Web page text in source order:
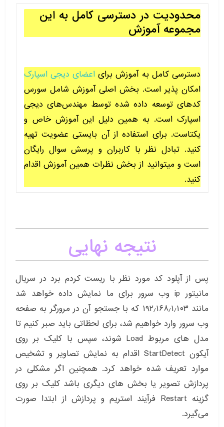
محدودیت در دسترسی کامل به این
مجموعه آموزش
دسترسی کامل به آموزش برای اعضای دیجی اسپارک
امکان پذیر است. بخش اصلی آموزش شامل سورس
کدهای توسعه داده شده توسط مهندس‌های دیجی
اسپارک است. به همین دلیل این آموزش خاص و
یکتاست. برای استفاده از آن بایستی عضویت تهیه
کنید. تبادل نظر با کاربران و پرسش سوال رایگان
است و میتوانید از بخش نظرات همین آموزش اقدام
کنید.
نتیجه نهایی
پس از آپلود کد مورد نظر با ریست کردم برد در سریال
مانیتور ip وب سرور برای ما نمایش داده خواهد شد
مانند ۱۹۲٫۱۶۸٫۱٫۱۰۳ که با جستجو آن در مرورگر به صفحه
وب سرور وارد خواهیم شد، برای لحظاتی باید صبر کنیم تا
مدل های مربوط Load شوند، سپس با کلیک بر روی
آیکون StartDetect اقدام به نمایش تصاویر و تشخیص
موارد تعریف شده خواهد کرد. همچنین اگر مشکلی در
پردازش تصویر یا بخش های دیگری باشد کلیک بر روی
گزینه Restart فرآیند استریم و پردازش از ابتدا صورت
می‌گیرد.